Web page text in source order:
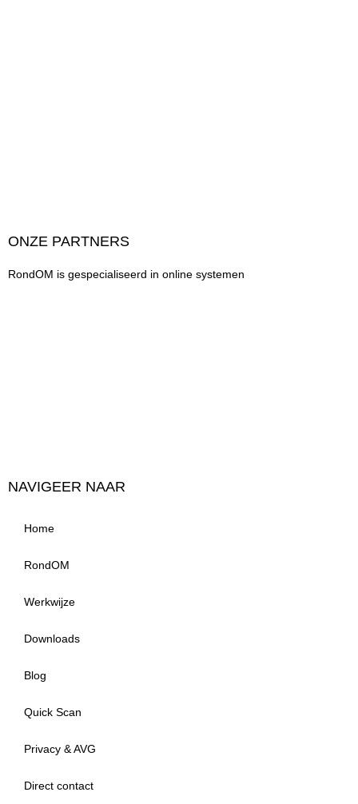
ONZE PARTNERS
RondOM is gespecialiseerd in online systemen
NAVIGEER NAAR
Home
RondOM
Werkwijze
Downloads
Blog
Quick Scan
Privacy & AVG
Direct contact